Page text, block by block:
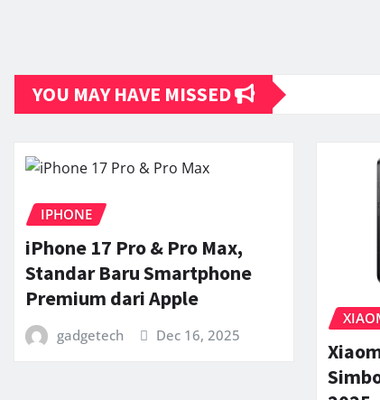
YOU MAY HAVE MISSED
IPHONE
iPhone 17 Pro & Pro Max,
Standar Baru Smartphone
Premium dari Apple
gadgetech Dec 16, 2025